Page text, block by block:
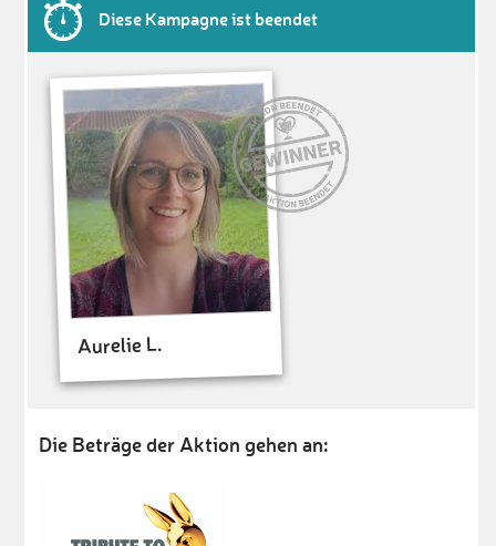
Diese Kampagne ist beendet
Aurelie L.
Die Beträge der Aktion gehen an: